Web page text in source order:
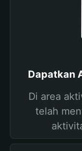
Dapatkan
Di area
telah